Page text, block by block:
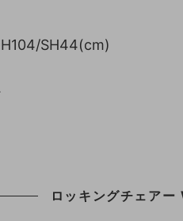
SH44(cm)
ロッキングチェアー